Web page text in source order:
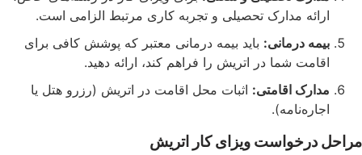
مدارک تحصیلی و تجربه کاری مرتبط الزامی است.
درمانی: باید بیمه درمانی معتبر که پوشش کافی برای
شما در اتریش را فراهم کند، ارائه دهید.
اقامتی: اثبات محل اقامت در اتریش (رزرو هتل یا
ویزای کار اتریش